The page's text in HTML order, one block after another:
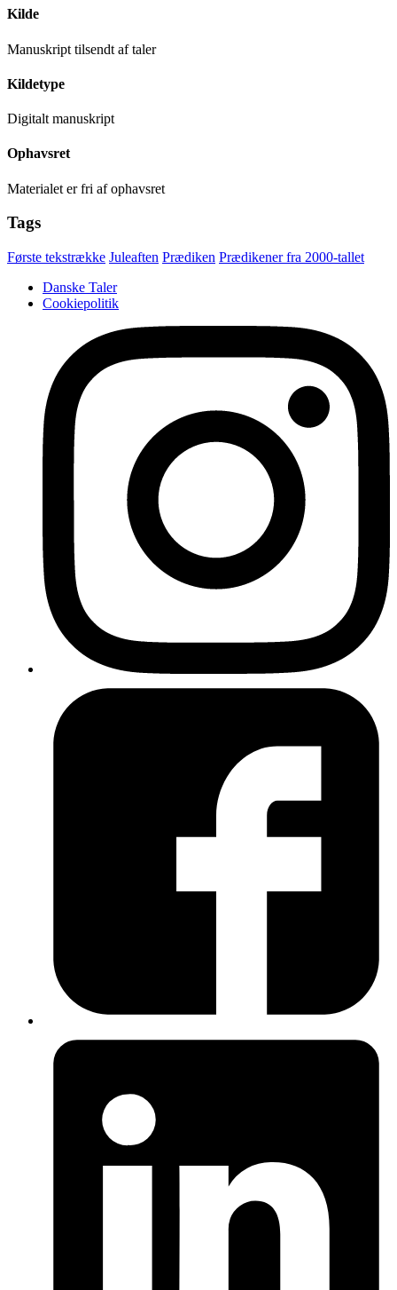
Kilde
Manuskript tilsendt af taler
Kildetype
Digitalt manuskript
Ophavsret
Materialet er fri af ophavsret
Tags
Første tekstrække Juleaften Prædiken Prædikener fra 2000-tallet
Danske Taler
Cookiepolitik